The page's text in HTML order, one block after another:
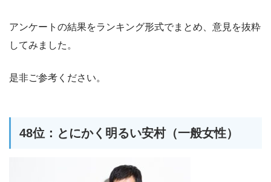
アンケートの結果をランキング形式でまとめ、意見を抜粋
してみました。
是非ご参考ください。
48位：とにかく明るい安村（一般女性）